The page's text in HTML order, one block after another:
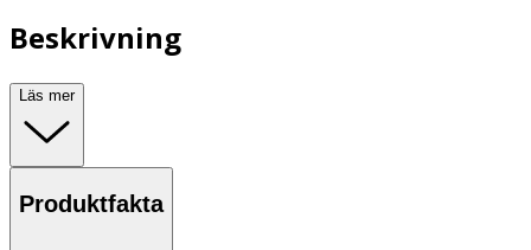
Beskrivning
Läs mer
Produktfakta